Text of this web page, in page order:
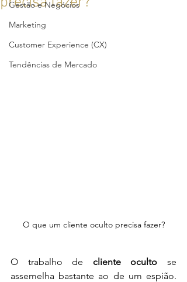
Gestão e Negócios
Marketing
Customer Experience (CX)
Tendências de Mercado
O que um cliente oculto precisa fazer?
O trabalho de cliente oculto se
assemelha bastante ao de um espião.